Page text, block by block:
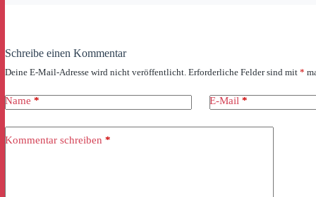
Schreibe einen Kommentar
Deine E-Mail-Adresse wird nicht veröffentlicht. Erforderliche Felder sind mit *
Name * E-Mail *
Kommentar schreiben *